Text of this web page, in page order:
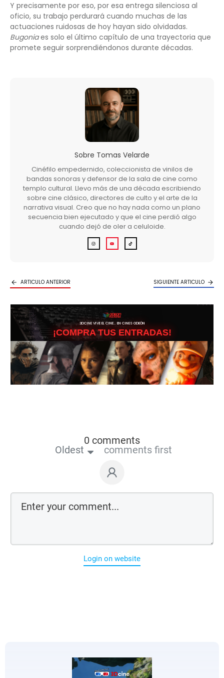
Y precisamente por eso, por esa entrega silenciosa al
oficio, su trabajo perdurará cuando muchas de las
actuaciones ruidosas de hoy hayan sido olvidadas.
Bugoniaes solo el último capítulo de una trayectoria que
promete seguir sorprendiéndonos durante décadas.
Sobre Tomas Velarde
Cinéfilo empedernido, coleccionista de vinilos de
bandas sonoras y defensor de la sala de cine como
templo cultural. Llevo más de una década escribiendo
sobre cine clásico, directores de culto y el arte de la
narrativa visual. Creo que no hay nada como un plano
secuencia bien ejecutado y que el cine perdió algo
cuando dejó de oler a celuloide.
ARTICULO ANTERIOR SIGUIENTE ARTICULO
3DCINE VIVE EL CINE… EN CINES ODEÓN
¡COMPRA TUS ENTRADAS!
0 comments
Oldest comments first
Login on website